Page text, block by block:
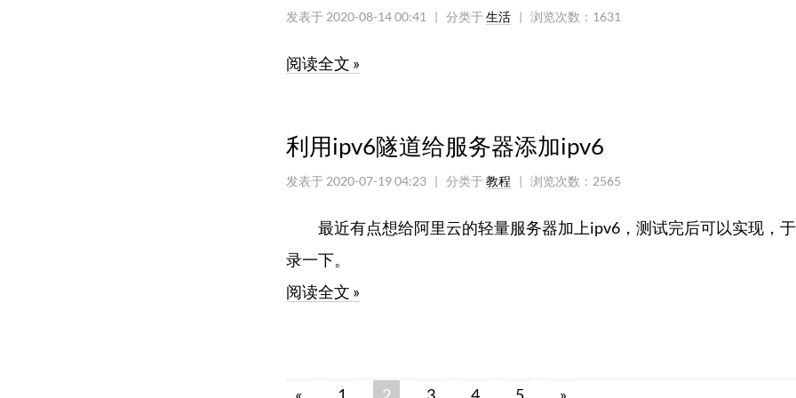
发表于 2020-08-14 00:41 | 分类于 生活 | 浏览次数： 1631
阅读全文 »
利用ipv6隧道给服务器添加ipv6
发表于 2020-07-19 04:23 | 分类于 教程 | 浏览次数： 2565
最近有点想给阿里云的轻量服务器加上ipv6，测试完后可以实现，
录一下。
阅读全文 »